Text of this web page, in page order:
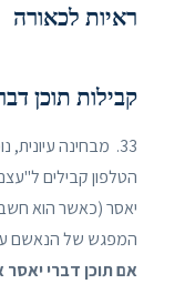
ראיות לכאורה
קבילות תוכן
33. מבחינה
הטלפון קבילים
יאסר (כאשר הוא
המפגש של הנאשם עם
אם תוכן דברי